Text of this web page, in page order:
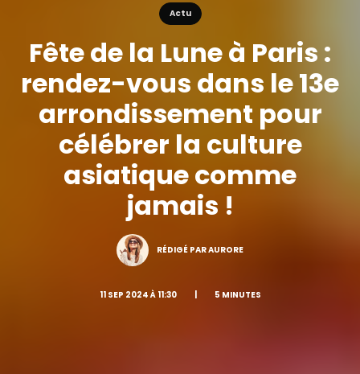
Actu
Fête de la Lune à Paris :
rendez-vous dans le 13e
arrondissement pour
célébrer la culture
asiatique comme
jamais !
RÉDIGÉ PAR AURORE
11 SEP 2024 À 11:30 | 5 MINUTES